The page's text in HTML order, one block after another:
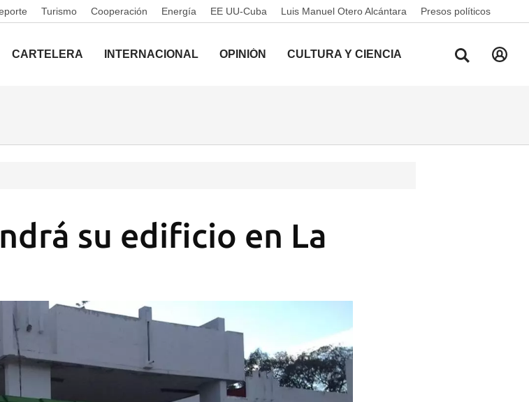
Turismo Cooperación Energía EE UU-Cuba Luis Manuel Otero Alcántara Presos políticos
CARTELERA INTERNACIONAL OPINIÓN CULTURA Y CIENCIA
su edificio en La